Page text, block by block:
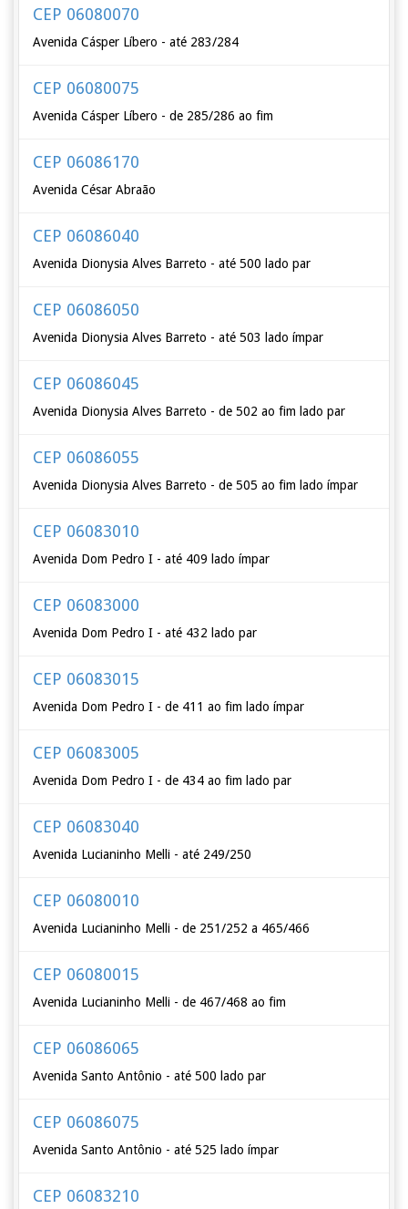
CEP 06080070
Avenida Cásper Líbero - até 283/284
CEP 06080075
Avenida Cásper Líbero - de 285/286 ao fim
CEP 06086170
Avenida César Abraão
CEP 06086040
Avenida Dionysia Alves Barreto - até 500 lado par
CEP 06086050
Avenida Dionysia Alves Barreto - até 503 lado ímpar
CEP 06086045
Avenida Dionysia Alves Barreto - de 502 ao fim lado par
CEP 06086055
Avenida Dionysia Alves Barreto - de 505 ao fim lado ímpar
CEP 06083010
Avenida Dom Pedro I - até 409 lado ímpar
CEP 06083000
Avenida Dom Pedro I - até 432 lado par
CEP 06083015
Avenida Dom Pedro I - de 411 ao fim lado ímpar
CEP 06083005
Avenida Dom Pedro I - de 434 ao fim lado par
CEP 06083040
Avenida Lucianinho Melli - até 249/250
CEP 06080010
Avenida Lucianinho Melli - de 251/252 a 465/466
CEP 06080015
Avenida Lucianinho Melli - de 467/468 ao fim
CEP 06086065
Avenida Santo Antônio - até 500 lado par
CEP 06086075
Avenida Santo Antônio - até 525 lado ímpar
CEP 06083210